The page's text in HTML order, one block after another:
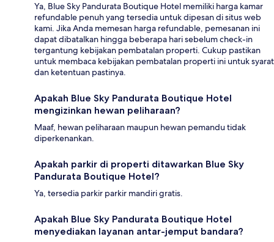
Ya, Blue Sky Pandurata Boutique Hotel memiliki harga kamar
refundable penuh yang tersedia untuk dipesan di situs web
kami. Jika Anda memesan harga refundable, pemesanan ini
dapat dibatalkan hingga beberapa hari sebelum check-in
tergantung kebijakan pembatalan properti. Cukup pastikan
untuk membaca kebijakan pembatalan properti ini untuk syarat
dan ketentuan pastinya.
Apakah Blue Sky Pandurata Boutique Hotel
mengizinkan hewan peliharaan?
Maaf, hewan peliharaan maupun hewan pemandu tidak
diperkenankan.
Apakah parkir di properti ditawarkan Blue Sky
Pandurata Boutique Hotel?
Ya, tersedia parkir parkir mandiri gratis.
Apakah Blue Sky Pandurata Boutique Hotel
menyediakan layanan antar-jemput bandara?